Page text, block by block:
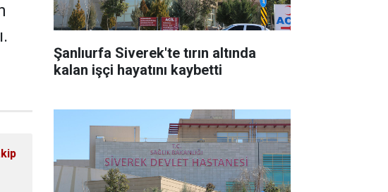
Şanlıurfa Siverek'te tırın altında
kalan işçi hayatını kaybetti